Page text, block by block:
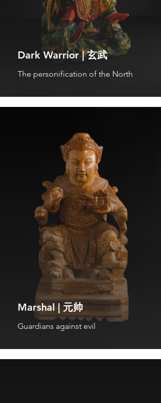
Dark Warrior | 玄武
The personification of the North
Marshal | 元帅
Guardians against evil